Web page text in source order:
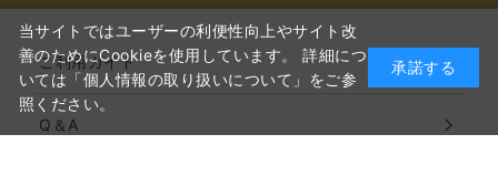
ご利用ガイド
Q＆A
当サイトではユーザーの利便性向上やサイト改
善のためにCookieを使用しています。 詳細につ
いては「個人情報の取り扱いについて」をご参
照ください。
承諾する